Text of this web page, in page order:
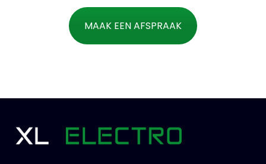
MAAK EEN AFSPRAAK